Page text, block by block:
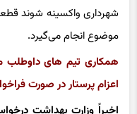
شهرداری واکسینه شوند
موضوع انجام می‌گیرد.
همکاری تیم های داوطلب
اعزام پرستار در صورت
اخیراً وزارت بهداشت